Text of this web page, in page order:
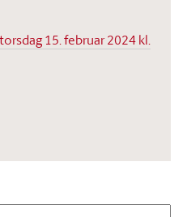
15. februar 2024 kl.